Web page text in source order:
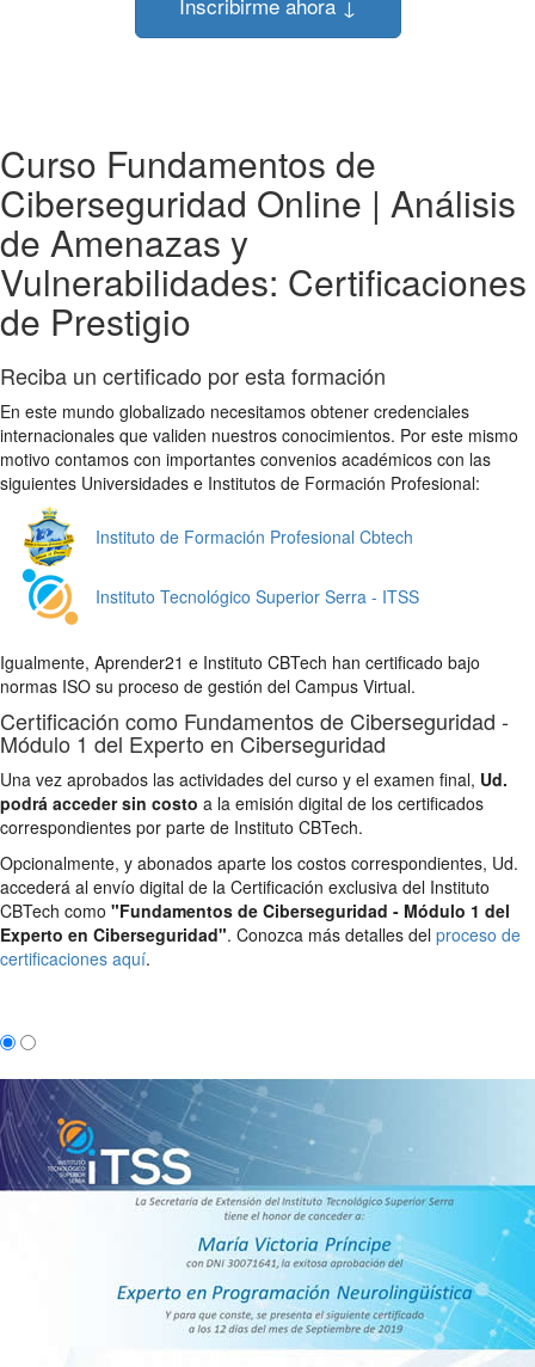
Curso Fundamentos de
Ciberseguridad Online | Análisis
de Amenazas y
Vulnerabilidades: Certificaciones
de Prestigio
Reciba un certificado por esta formación
En este mundo globalizado necesitamos obtener credenciales
internacionales que validen nuestros conocimientos. Por este mismo
motivo contamos con importantes convenios académicos con las
siguientes Universidades e Institutos de Formación Profesional:
Instituto de Formación Profesional Cbtech
Instituto Tecnológico Superior Serra - ITSS
Igualmente, Aprender21 e Instituto CBTech han certificado bajo
normas ISO su proceso de gestión del Campus Virtual.
Certificación como Fundamentos de Ciberseguridad -
Módulo 1 del Experto en Ciberseguridad
Una vez aprobados las actividades del curso y el examen final, Ud.
podrá acceder sin costo a la emisión digital de los certificados
correspondientes por parte de Instituto CBTech.
Opcionalmente, y abonados aparte los costos correspondientes, Ud.
accederá al envío digital de la Certificación exclusiva del Instituto
CBTech como "Fundamentos de Ciberseguridad - Módulo 1 del
Experto en Ciberseguridad". Conozca más detalles del proceso de
certificaciones aquí.